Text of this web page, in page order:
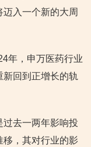
入一个新的大周
年，申万医药行业
回到正增长的轨
去一两年影响投
移，其对行业的影